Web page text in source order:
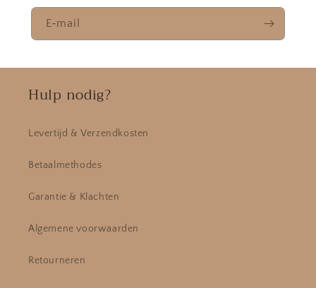
E‑mail
Hulp nodig?
Levertijd & Verzendkosten
Betaalmethodes
Garantie & Klachten
Algemene voorwaarden
Retourneren